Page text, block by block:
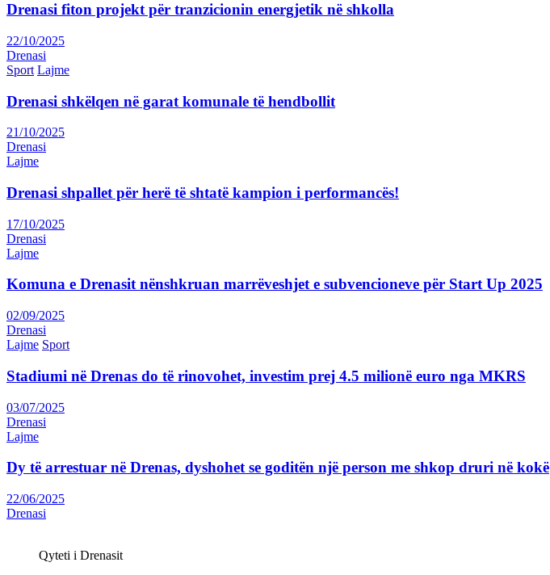
Drenasi fiton projekt për tranzicionin energjetik në shkolla
22/10/2025
Drenasi
Sport Lajme
Drenasi shkëlqen në garat komunale të hendbollit
21/10/2025
Drenasi
Lajme
Drenasi shpallet për herë të shtatë kampion i performancës!
17/10/2025
Drenasi
Lajme
Komuna e Drenasit nënshkruan marrëveshjet e subvencioneve për Start Up 2025
02/09/2025
Drenasi
Lajme Sport
Stadiumi në Drenas do të rinovohet, investim prej 4.5 milionë euro nga MKRS
03/07/2025
Drenasi
Lajme
Dy të arrestuar në Drenas, dyshohet se goditën një person me shkop druri në kokë
22/06/2025
Drenasi
Qyteti i Drenasit